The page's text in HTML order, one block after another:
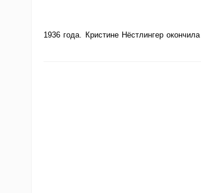
1936 года. Кристине Нёстлингер